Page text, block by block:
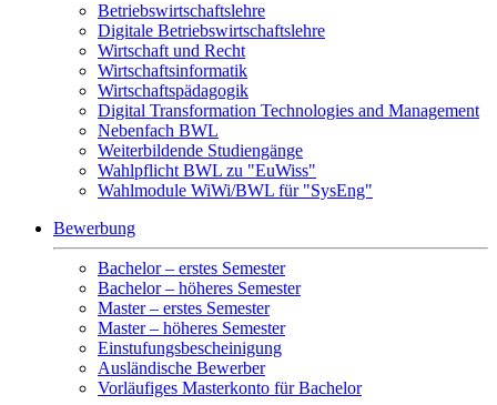
Betriebswirtschaftslehre
Digitale Betriebswirtschaftslehre
Wirtschaft und Recht
Wirtschaftsinformatik
Wirtschaftspädagogik
Digital Transformation Technologies and Management
Nebenfach BWL
Weiterbildende Studiengänge
Wahlpflicht BWL zu "EuWiss"
Wahlmodule WiWi/BWL für "SysEng"
Bewerbung
Bachelor – erstes Semester
Bachelor – höheres Semester
Master – erstes Semester
Master – höheres Semester
Einstufungsbescheinigung
Ausländische Bewerber
Vorläufiges Masterkonto für Bachelor